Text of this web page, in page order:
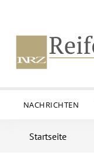
NACHRICHTEN
Startseite